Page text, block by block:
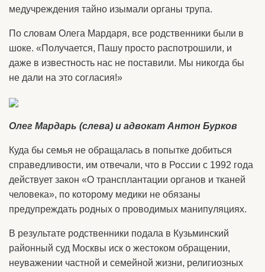
медучреждения тайно изымали органы трупа.
По словам Олега Мардаря, все родственники были в
шоке. «Получается, Пашу просто распотрошили, и
даже в известность нас не поставили. Мы никогда бы
не дали на это согласия!»
Олег Мардарь (слева) и адвокат Антон Бурков
Куда бы семья не обращалась в попытке добиться
справедливости, им отвечали, что в России с 1992 года
действует закон «О трансплантации органов и тканей
человека», по которому медики не обязаны
предупреждать родных о проводимых манипуляциях.
В результате родственники подала в Кузьминский
районный суд Москвы иск о жестоком обращении,
неуважении частной и семейной жизни, религиозных